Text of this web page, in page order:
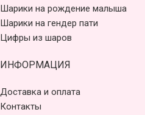
Шарики на рождение малыша
Шарики на гендер пати
Цифры из шаров
ИНФОРМАЦИЯ
Доставка и оплата
Контакты